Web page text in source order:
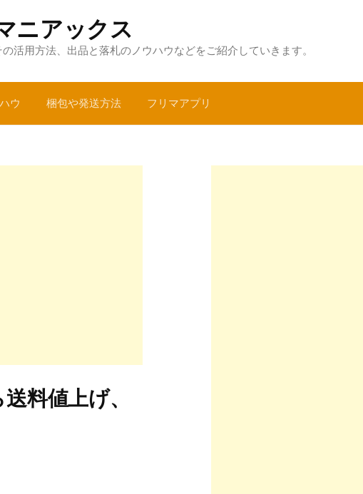
ニアックス
活用方法、出品と落札のノウハウなどをご紹介していきます。
ウ 梱包や発送方法 フリマアプリ
料値上げ、